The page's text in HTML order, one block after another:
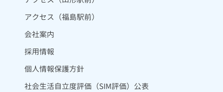
アクセス（福島駅前）
会社案内
採用情報
個人情報保護方針
社会生活自立度評価（SIM評価）公表